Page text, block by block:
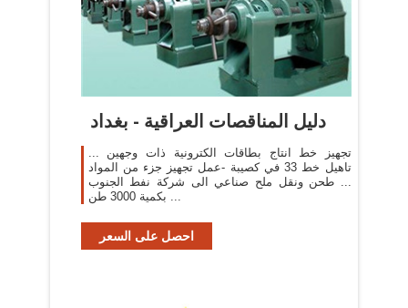
دليل المناقصات العراقية - بغداد
تجهيز خط انتاج بطاقات الكترونية ذات وجهين ...
تاهيل خط 33 في كصيبة -عمل تجهيز جزء من المواد
... طحن ونقل ملح صناعي الى شركة نفط الجنوب
بكمية 3000 طن ...
احصل على السعر